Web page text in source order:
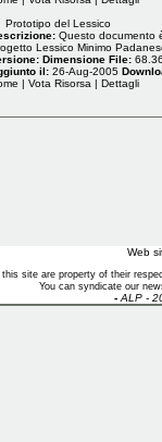
Prototipo del Lessico
Questo documento
Lessico Minimo
Dimensione File:
il: 26-Aug-2005
| Vota Risorsa | Dettagli
Web
site are property of their
You can syndicate our
- ALP -